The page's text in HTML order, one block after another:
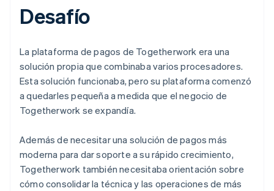
Desafío
La plataforma de pagos de Togetherwork era una
solución propia que combinaba varios procesadores.
Esta solución funcionaba, pero su plataforma comenzó
a quedarles pequeña a medida que el negocio de
Togetherwork se expandía.
Además de necesitar una solución de pagos más
moderna para dar soporte a su rápido crecimiento,
Togetherwork también necesitaba orientación sobre
cómo consolidar la técnica y las operaciones de más